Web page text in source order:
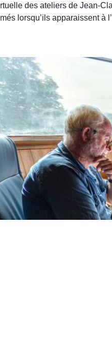
des ateliers de Jean-
lorsqu’ils apparaissent à